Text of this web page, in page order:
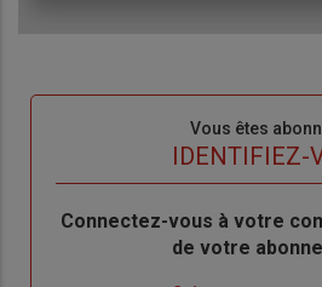
Vous êtes
IDENTIFIEZ-
Body
Connectez-vous à votre
de votre